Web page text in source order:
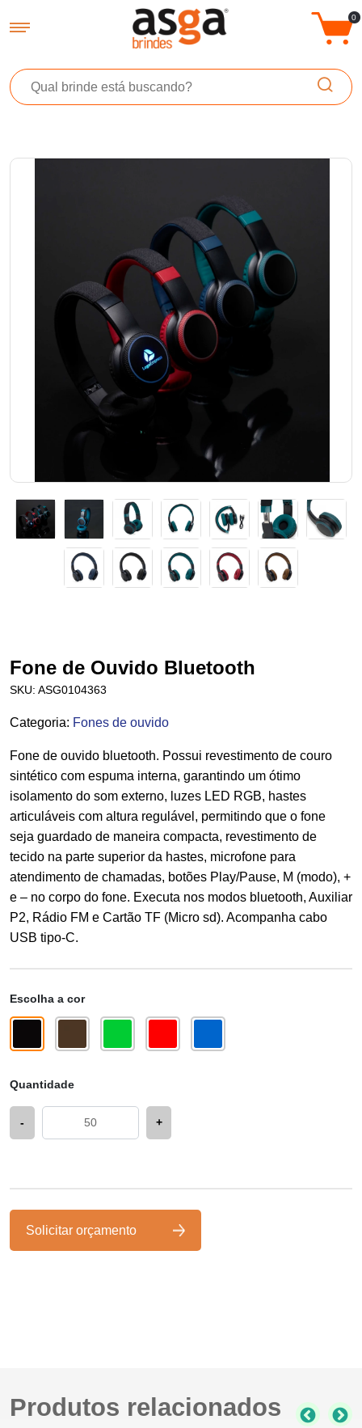
0
Fone de Ouvido Bluetooth
SKU: ASG0104363
Categoria: Fones de ouvido
Fone de ouvido bluetooth. Possui revestimento de couro
sintético com espuma interna, garantindo um ótimo
isolamento do som externo, luzes LED RGB, hastes
articuláveis com altura regulável, permitindo que o fone
seja guardado de maneira compacta, revestimento de
tecido na parte superior da hastes, microfone para
atendimento de chamadas, botões Play/Pause, M (modo), +
e – no corpo do fone. Executa nos modos bluetooth, Auxiliar
P2, Rádio FM e Cartão TF (Micro sd). Acompanha cabo
USB tipo-C.
Escolha a cor
Quantidade
- +
Solicitar orçamento
Produtos relacionados
Asga Brindes - Brindes Promocionais Personalizados